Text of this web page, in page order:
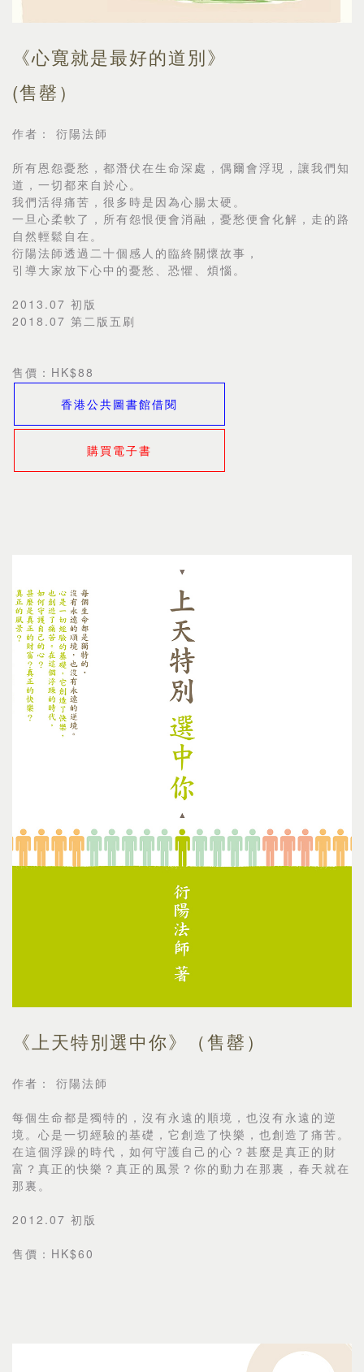
《心寬就是最好的道別》
(售罄）
作者： 衍陽法師
所有恩怨憂愁，都潛伏在生命深處，偶爾會浮現，讓我們知
道，一切都來自於心。
我們活得痛苦，很多時是因為心腸太硬。
一旦心柔軟了，所有怨恨便會消融，憂愁便會化解，走的路
自然輕鬆自在。
衍陽法師透過二十個感人的臨終關懷故事，
引導大家放下心中的憂愁、恐懼、煩惱。
2013.07 初版
2018.07 第二版五刷
售價：HK$88
香港公共圖書館借閱
購買電子書
《上天特別選中你》（售罄）
作者： 衍陽法師
每個生命都是獨特的，沒有永遠的順境，也沒有永遠的逆
境。心是一切經驗的基礎，它創造了快樂，也創造了痛苦。
在這個浮躁的時代，如何守護自己的心？甚麼是真正的財
富？真正的快樂？真正的風景？你的動力在那裏，春天就在
那裏。
2012.07 初版
售價：HK$60